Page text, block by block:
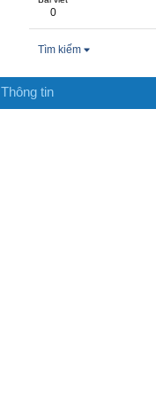
0
Tìm kiếm
Thông tin